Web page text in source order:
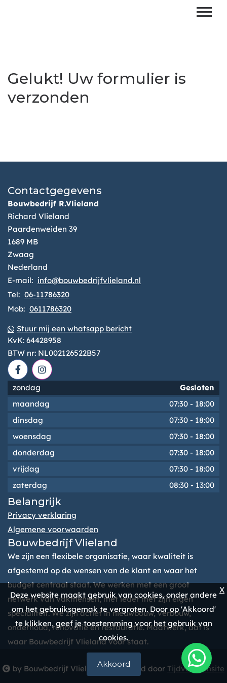
Gelukt! Uw formulier is
verzonden
Contactgegevens
Bouwbedrijf R.Vlieland
Richard Vlieland
Paardenweiden 39
1689 MB
Zwaag
Nederland
E-mail: info@bouwbedrijfvlieland.nl
Tel: 06-11786320
Mob: 0611786320
Stuur mij een whatsapp bericht
KvK: 64428958
BTW nr: NL002126522B57
zondag
Gesloten
maandag
07:30 - 18:00
dinsdag
07:30 - 18:00
woensdag
07:30 - 18:00
donderdag
07:30 - 18:00
vrijdag
07:30 - 18:00
zaterdag
08:30 - 13:00
Belangrijk
Privacy verklaring
Algemene voorwaarden
Bouwbedrijf Vlieland
We zijn een flexibele organisatie, waar kwaliteit is
afgestemd op de wensen van de klant en waar het
budget centraal staat. We werken met een groot
netwerk van vakmensen, met ieder met zijn eigen
specialiteit. We zijn actief in nieuwbouw, verbouw,
onderhoud, renovatie en restauratie. Maatwerk, dat is
waar Bouwbedrijf Vlieland voor staat.
by Bouwbedrijf Vlieland Ontwikkeld door Tijdvooreensite
Deze website maakt gebruik van cookies, onder andere
om het gebruiksgemak te vergroten. Door op 'Akkoord'
te klikken, geef je toestemming voor het gebruik van
cookies.
Akkoord
X